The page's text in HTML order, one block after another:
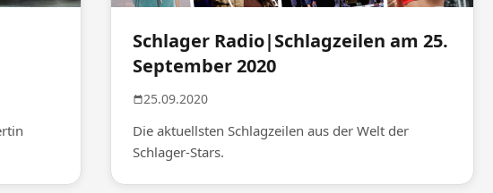
Schlager Radio|Schlagzeilen am 25.
September 2020
25.09.2020
Die aktuellsten Schlagzeilen aus der Welt der
Schlager-Stars.